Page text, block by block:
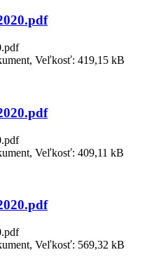
Veľkosť: 419,15 kB
Veľkosť: 409,11 kB
Veľkosť: 569,32 kB